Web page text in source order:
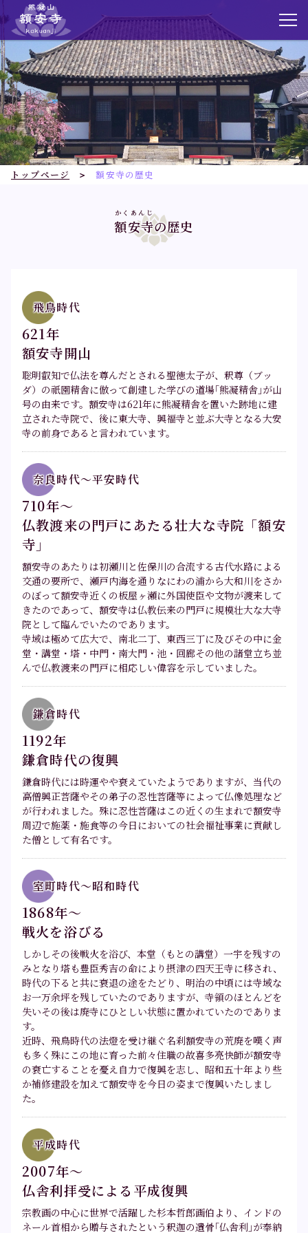
トップページ
お知らせ
額安寺について
額安寺の歴史
境内ご案内
プライバシーポリシー
トップページ 額安寺の歴史
額安寺
かくあんじ
の歴史
飛鳥時代
621年
額安寺開山
聡明叡知で仏法を尊んだとされる聖徳太子が、釈尊（ブッ
ダ）の祇園精舎に倣って創建した学びの道場｢熊凝精舎｣が山
号の由来です。額安寺は621年に熊凝精舎を置いた跡地に建
立された寺院で、後に東大寺、興福寺と並ぶ大寺となる大安
寺の前身であると言われています。
奈良時代～平安時代
710年～
仏教渡来の門戸にあたる壮大な寺院「額安
寺」
額安寺のあたりは初瀬川と佐保川の合流する古代水路による
交通の要所で、瀬戸内海を通りなにわの浦から大和川をさか
のぼって額安寺近くの板屋ヶ瀬に外国使臣や文物が渡来して
きたのであって、額安寺は仏教伝来の門戸に規模壮大な大寺
院として臨んでいたのであります。
寺域は極めて広大で、南北二丁、東西三丁に及びその中に金
堂・講堂・塔・中門・南大門・池・回廊その他の諸堂立ち並
んで仏教渡来の門戸に相応しい偉容を示していました。
鎌倉時代
1192年
鎌倉時代の復興
鎌倉時代には時運やや衰えていたようでありますが、当代の
高僧興正菩薩やその弟子の忍性菩薩等によって仏像処理など
が行われました。殊に忍性菩薩はこの近くの生まれで額安寺
周辺で施薬・施食等の今日においての社会福祉事業に貢献し
た僧として有名です。
室町時代～昭和時代
1868年～
戦火を浴びる
しかしその後戦火を浴び、本堂（もとの講堂）一宇を残すの
みとなり塔も豊臣秀吉の命により摂津の四天王寺に移され、
時代の下ると共に衰退の途をたどり、明治の中頃には寺域な
お一万余坪を残していたのでありますが、寺領のほとんどを
失いその後は廃寺にひとしい状態に置かれていたのでありま
す。
近時、飛鳥時代の法燈を受け継ぐ名刹額安寺の荒廃を嘆く声
も多く殊にこの地に育った前々住職の故喜多亮快師が額安寺
の衰亡することを憂え自力で復興を志し、昭和五十年より些
か補修建設を加えて額安寺を今日の姿まで復興いたしまし
た。
平成時代
2007年～
仏舎利拝受による平成復興
宗教画の中心に世界で活躍した杉本哲郎画伯より、インドの
ネール首相から贈与されたという釈迦の遺骨｢仏舎利｣が奉納